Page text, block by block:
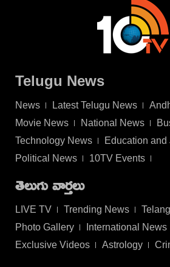
Telugu News
News Latest Telugu News
Movie News
National News
Technology News
Education
Political News
10TV Events
తెలుగు వార్తలు
LIVE TV Trending News
Photo Gallery
International News
Exclusive Videos
Astrology